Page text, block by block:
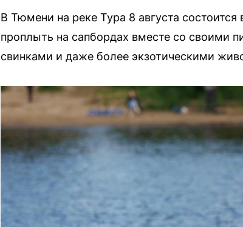
В Тюмени на реке Тура 8 августа
проплыть на сапбордах вместе со своими
свинками и даже более экзотическими